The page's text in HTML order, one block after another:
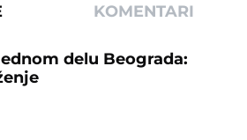
KOMENTARI
delu Beograda: